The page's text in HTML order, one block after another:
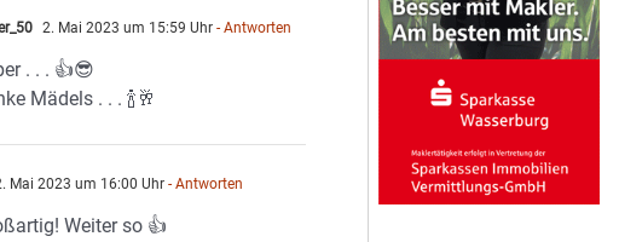
2. Mai 2023 um 15:59 Uhr - Antworten
. . . 👍😎
Mädels . . . 🍾🥂
Mai 2023 um 16:00 Uhr - Antworten
Weiter so 👍